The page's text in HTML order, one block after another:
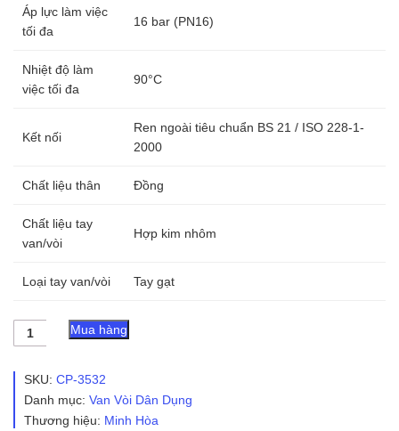
Áp lực làm việc
tối đa
16 bar (PN16)
Nhiệt độ làm
việc tối đa
90°C
Kết nối
Ren ngoài tiêu chuẩn BS 21 / ISO 228-1-
2000
Chất liệu thân Đồng
Chất liệu tay
van/vòi
Hợp kim nhôm
Loại tay van/vòi Tay gạt
Vòi
Vườn
MIHA-
PN16
số
Mua hàng
SKU: CP-3532
Danh mục: Van Vòi Dân Dụng
Thương hiệu: Minh Hòa